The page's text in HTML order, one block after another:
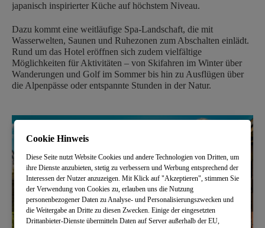
japanisch inspirierter Küche auf höchstem Niveau.
Dazu kommt eine weitläufige Spa-Landschaft, die mit
Wasserwelten, Saunen und Ruhezonen zum Abschalten einlädt.
Rund um das Hotel eröffnen sich zudem vielfältige
Möglichkeiten für Aktivitäten – von Skifahren im Winter über
Wanderungen und Golf im Sommer bis hin zu Ausflügen über
die Alpenpässe oder entspannte Stunden in der Natur.
Cookie Hinweis
Diese Seite nutzt Website Cookies und andere Technologien von Dritten, um
ihre Dienste anzubieten, stetig zu verbessern und Werbung entsprechend der
Interessen der Nutzer anzuzeigen. Mit Klick auf "Akzeptieren", stimmen Sie
der Verwendung von Cookies zu, erlauben uns die Nutzung
personenbezogener Daten zu Analyse- und Personalisierungszwecken und
die Weitergabe an Dritte zu diesen Zwecken. Einige der eingesetzten
Drittanbieter-Dienste übermitteln Daten auf Server außerhalb der EU,